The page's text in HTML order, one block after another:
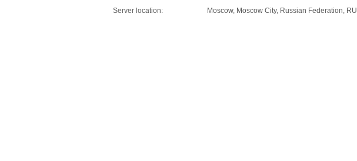
Server location: Moscow, Moscow City, Russian Federation, RU